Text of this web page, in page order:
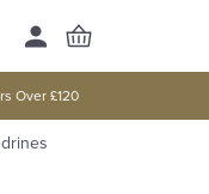
Over £120